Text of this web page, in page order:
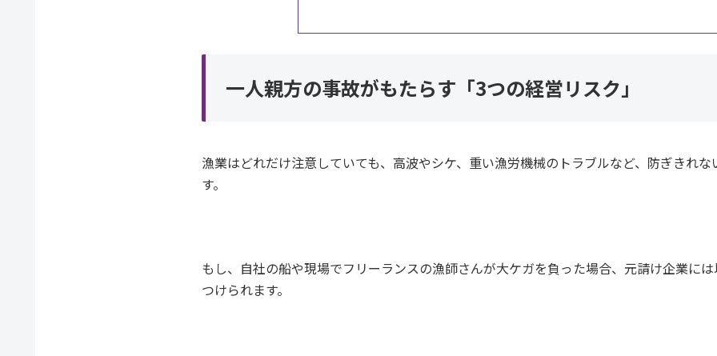
一人親方の事故がもたらす「3つの経営リスク」
漁業はどれだけ注意していても、高波やシケ、重い漁労機械のトラブルなど、防ぎきれ
す。
もし、自社の船や現場でフリーランスの漁師さんが大ケガを負った場合、元請け企業に
つけられます。